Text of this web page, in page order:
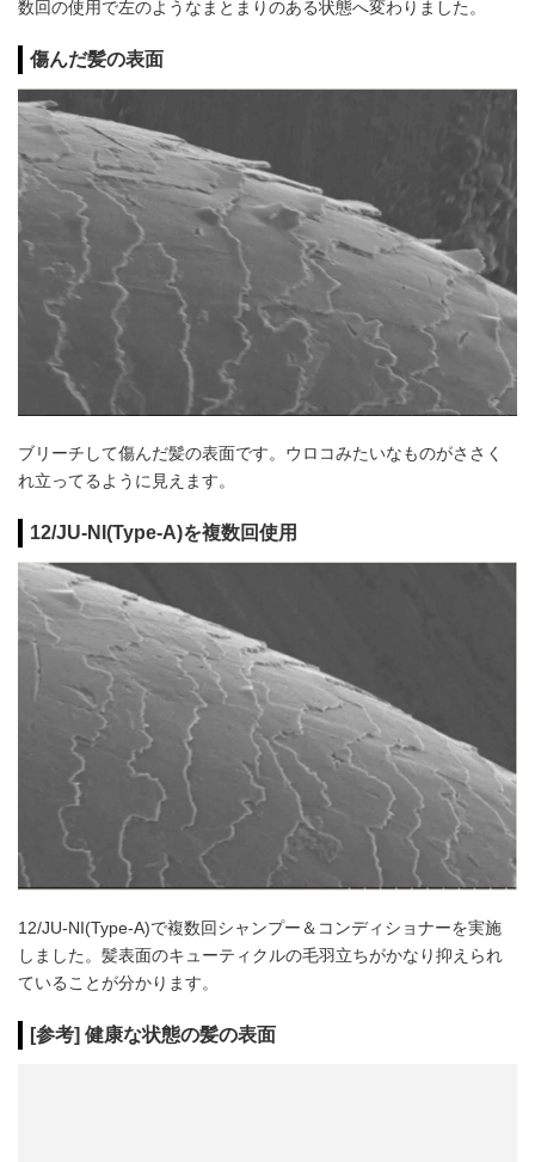
数回の使用で左のようなまとまりのある状態へ変わりました。
傷んだ髪の表面
ブリーチして傷んだ髪の表面です。ウロコみたいなものがささく
れ立ってるように見えます。
12/JU-NI(Type-A)を複数回使用
12/JU-NI(Type-A)で複数回シャンプー＆コンディショナーを実施
しました。髪表面のキューティクルの毛羽立ちがかなり抑えられ
ていることが分かります。
[参考] 健康な状態の髪の表面